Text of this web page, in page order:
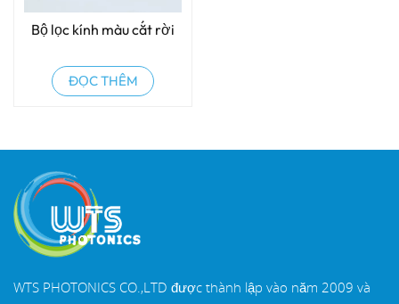
Bộ lọc kính màu cắt rời
ĐỌC THÊM
WTS PHOTONICS CO.,LTD được thành lập vào năm 2009 và